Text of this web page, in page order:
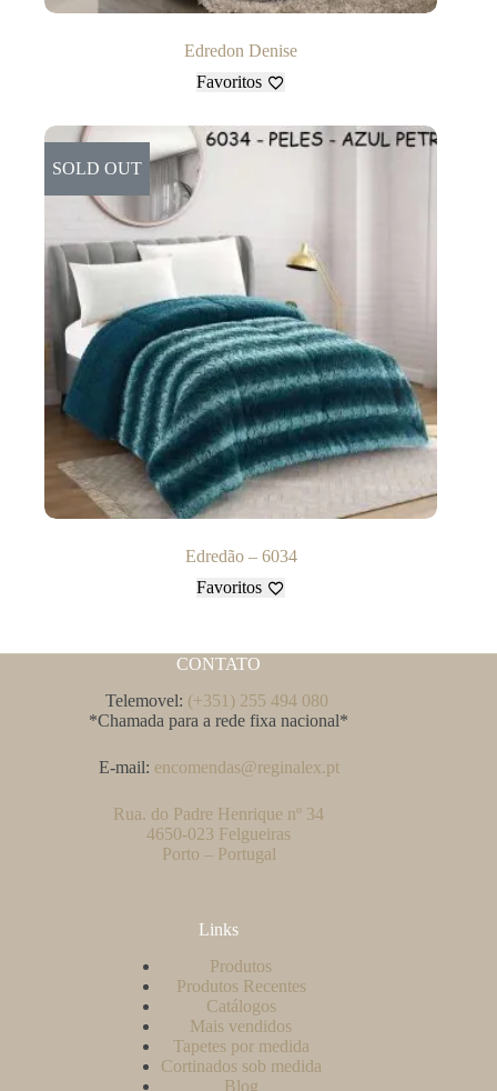
Edredon Denise
Favoritos
SOLD OUT
Edredão – 6034
Favoritos
CONTATO
Telemovel: (+351) 255 494 080
*Chamada para a rede fixa nacional*
E-mail: encomendas@reginalex.pt
Rua. do Padre Henrique nº 34
4650-023 Felgueiras
Porto – Portugal
Links
Produtos
Produtos Recentes
Catálogos
Mais vendidos
Tapetes por medida
Cortinados sob medida
Blog